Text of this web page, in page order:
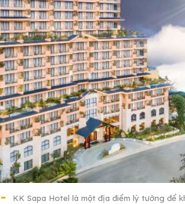
KK Sapa Hotel là một địa điểm lý tưởng để